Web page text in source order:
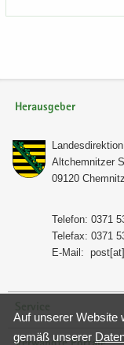
Herausgeber
Alt­chem­nit­zer
09120 Chem­nitz
Te­le­fon: 0371
Te­le­fax: 0371
E-​Mail:
Auf un­se­rer Web­site
gemäß un­se­rer